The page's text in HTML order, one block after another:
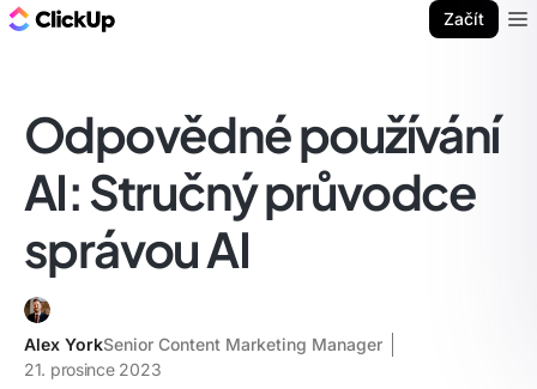
Začít
Odpovědné používání
AI: Stručný průvodce
správou AI
Alex YorkSenior Content Marketing Manager
21. prosince 2023